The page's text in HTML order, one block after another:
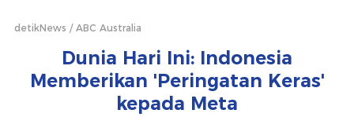
detikNews ABC Australia
Dunia Hari Ini: Indonesia
Memberikan 'Peringatan Keras'
kepada Meta